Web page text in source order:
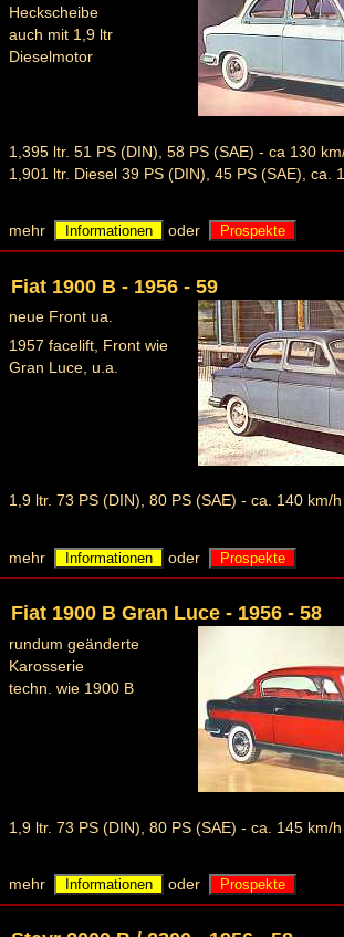
Heckscheibe
auch mit 1,9 ltr
Dieselmotor
1,395 ltr. 51 PS (DIN), 58 PS (SAE) - ca 130
1,901 ltr. Diesel 39 PS (DIN), 45 PS (SAE), ca.
mehr oder Prospekte
Fiat 1900 B - 1956 - 59
neue Front ua.
1957 facelift, Front wie
Gran Luce, u.a.
1,9 ltr. 73 PS (DIN), 80 PS (SAE) - ca. 140 km/h
mehr oder Prospekte
Fiat 1900 B Gran Luce - 1956 - 58
rundum geänderte
Karosserie
techn. wie 1900 B
1,9 ltr. 73 PS (DIN), 80 PS (SAE) - ca. 145 km/h
mehr oder Prospekte